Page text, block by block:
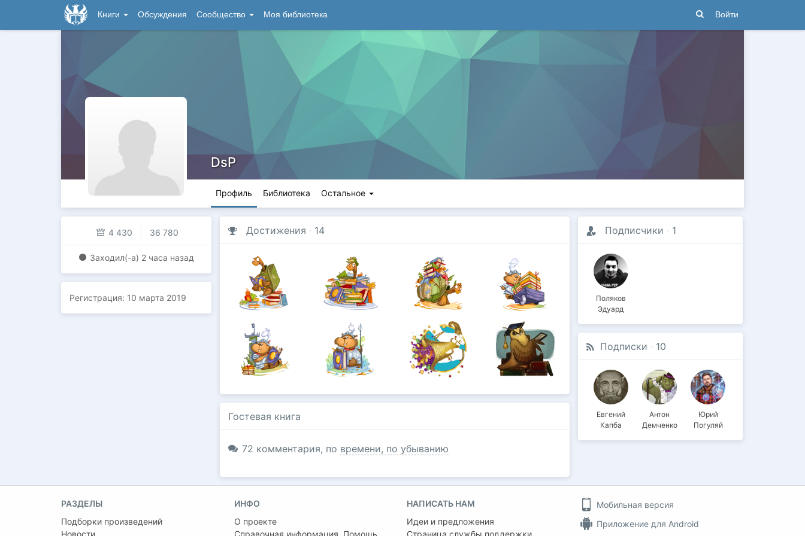
Книги Обсуждения Сообщество Моя библиотека Войти
DsP
Профиль Библиотека Остальное
4 430 36 780
Заходил(-a) 2 часа назад
Регистрация: 10 марта 2019
Достижения · 14
Гостевая книга
72 комментария, по времени, по убыванию
Подписчики · 1
Поляков
Эдуард
Подписки · 10
Евгений
Капба
Антон
Демченко
Юрий
Погуляй
РАЗДЕЛЫ
Подборки произведений
Новости
ИНФО
О проекте
Справочная информация. Помощь
НАПИСАТЬ НАМ
Идеи и предложения
Страница службы поддержки
Мобильная версия
Приложение для Android